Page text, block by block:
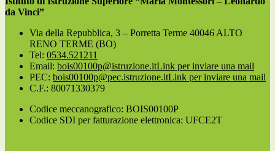
da Vinci”
Via della Repubblica, 3 – Porretta Terme 40046 ALTO
RENO TERME (BO)
Tel: 0534.521211
Email: bois00100p@istruzione.itLink per inviare una mail
PEC: bois00100p@pec.istruzione.itLink per inviare una mail
C.F.: 80071330379
Codice meccanografico: BOIS00100P
Codice SDI per fatturazione elettronica: UFCE2T